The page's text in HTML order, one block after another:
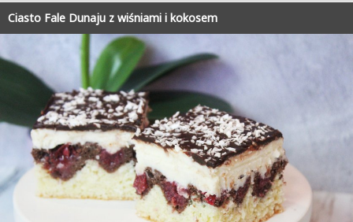
Ciasto Fale Dunaju z wiśniami i kokosem